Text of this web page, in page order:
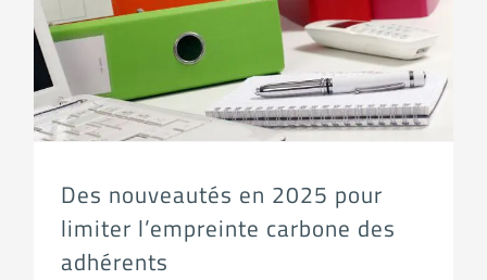
Des nouveautés en 2025 pour
limiter l’empreinte carbone des
adhérents